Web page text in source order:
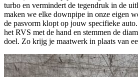
turbo en vermindert de tegendruk in de
maken we elke downpipe in onze eigen
de pasvorm klopt op jouw specifieke
het RVS met de hand en stemmen de
doel. Zo krijg je maatwerk in plaats van